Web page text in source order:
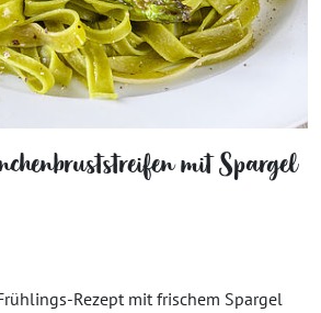
mit Spargel
Rezept mit frischem Spargel